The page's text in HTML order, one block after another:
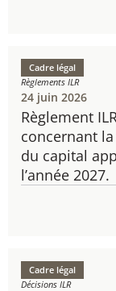
Règlement
concernant
du capital
l’année 2027.
Cadre légal
Règlements ILR
24 juin 2026
Cadre légal
Décisions ILR